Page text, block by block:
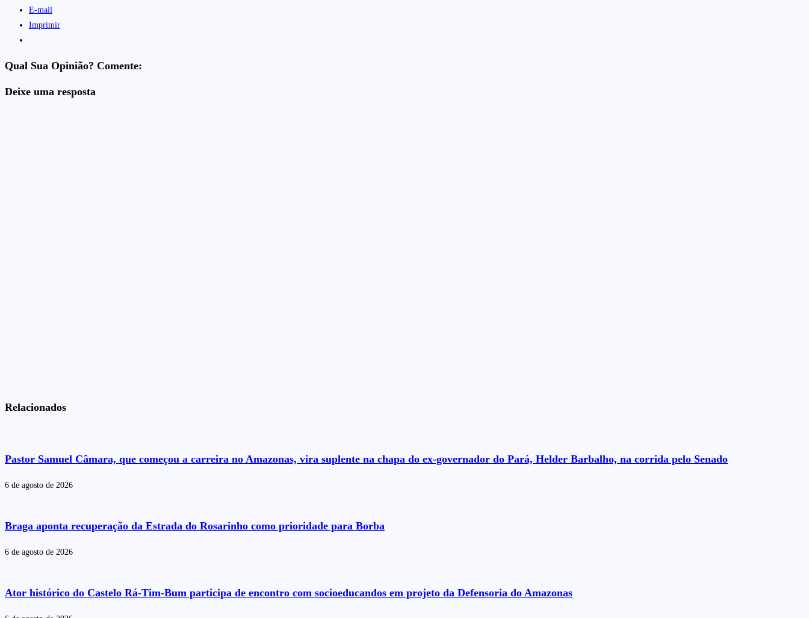
E-mail
Imprimir
Qual Sua Opinião? Comente:
Deixe uma resposta
Relacionados
Pastor Samuel Câmara, que começou a carreira no Amazonas, vira suplente na chapa do ex-governador do Pará, Helder Barbalho, na corrida pelo Senado
6 de agosto de 2026
Braga aponta recuperação da Estrada do Rosarinho como prioridade para Borba
6 de agosto de 2026
Ator histórico do Castelo Rá-Tim-Bum participa de encontro com socioeducandos em projeto da Defensoria do Amazonas